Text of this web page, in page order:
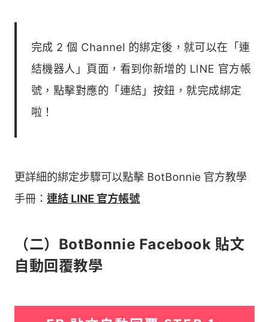
完成 2 個 Channel 的綁定後，就可以在「連
結機器人」頁面，看到你新增的 LINE 官方帳
號，點擊對應的「連結」按鈕，就完成綁定
啦！
更詳細的綁定步驟可以點擊 BotBonnie 官方教學
手冊： 連結 LINE 官方帳號
（二）BotBonnie Facebook 貼文
自動回覆教學